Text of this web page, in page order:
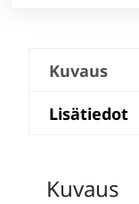
Kuvaus
Lisätiedot
Kuvaus